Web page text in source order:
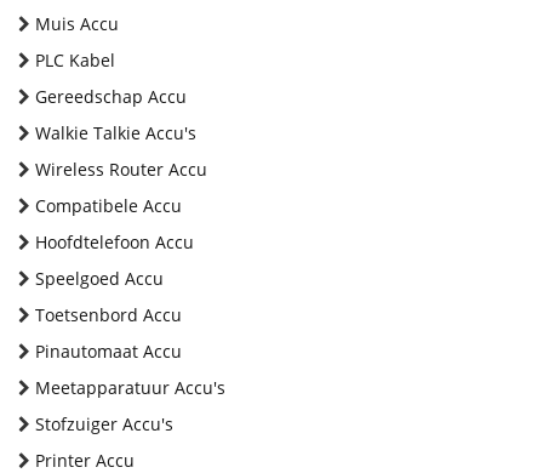
Muis Accu
PLC Kabel
Gereedschap Accu
Walkie Talkie Accu's
Wireless Router Accu
Compatibele Accu
Hoofdtelefoon Accu
Speelgoed Accu
Toetsenbord Accu
Pinautomaat Accu
Meetapparatuur Accu's
Stofzuiger Accu's
Printer Accu